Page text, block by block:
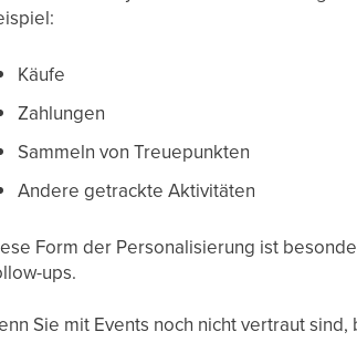
Käufe
Zahlungen
Sammeln von Treuepunkten
Andere getrackte Aktivitäten
Form der Personalisierung ist
ups.
Sie mit Events noch nicht vertraut